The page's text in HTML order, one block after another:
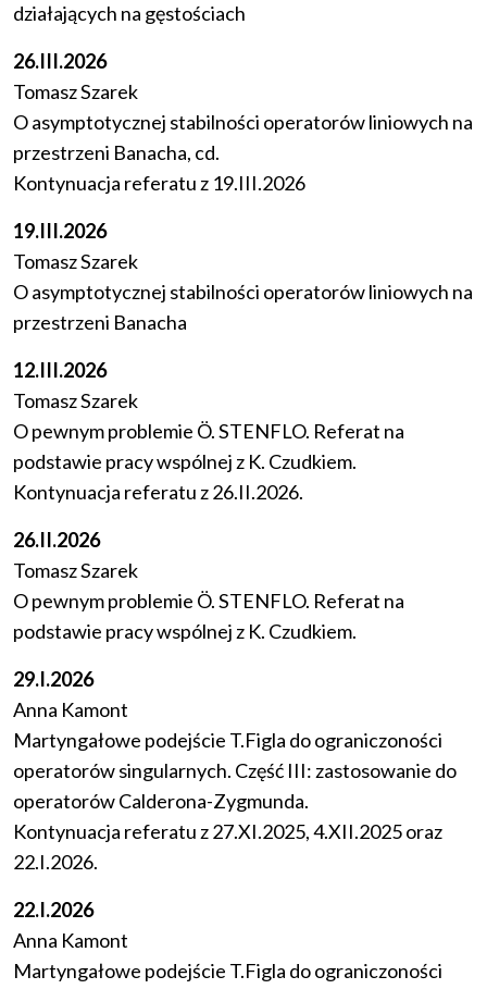
działających na gęstościach
26.III.2026
Tomasz Szarek
O asymptotycznej stabilności operatorów liniowych na
przestrzeni Banacha, cd.
Kontynuacja referatu z 19.III.2026
19.III.2026
Tomasz Szarek
O asymptotycznej stabilności operatorów liniowych na
przestrzeni Banacha
12.III.2026
Tomasz Szarek
O pewnym problemie Ö. STENFLO. Referat na
podstawie pracy wspólnej z K. Czudkiem.
Kontynuacja referatu z 26.II.2026.
26.II.2026
Tomasz Szarek
O pewnym problemie Ö. STENFLO. Referat na
podstawie pracy wspólnej z K. Czudkiem.
29.I.2026
Anna Kamont
Martyngałowe podejście T.Figla do ograniczoności
operatorów singularnych. Część III: zastosowanie do
operatorów Calderona-Zygmunda.
Kontynuacja referatu z 27.XI.2025, 4.XII.2025 oraz
22.I.2026.
22.I.2026
Anna Kamont
Martyngałowe podejście T.Figla do ograniczoności